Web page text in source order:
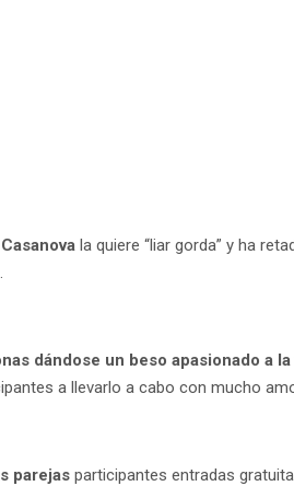
la quiere “liar gorda” y ha
.
dándose un beso apasionado a la
a llevarlo a cabo con mucho
parejas participantes entradas